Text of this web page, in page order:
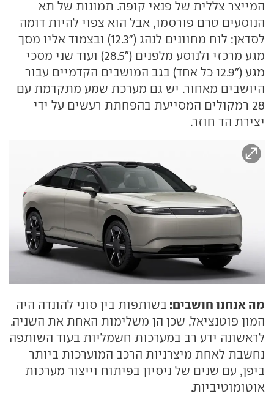
המייצר צללית של פנאי קופה. תמונות של תא
הנוסעים טרם פורסמו, אבל הוא צפוי להיות דומה
לסדאן: לוח מחוונים לנהג ("12.3) ובצמוד אליו מסך
מגע מרכזי ולנוסע מלפנים ("28.5) ועוד שני מסכי
מגע ("12.9 כל אחד) בגב המושבים הקדמיים עבור
היושבים מאחור. יש גם מערכת שמע מתקדמת עם
28 רמקולים המסייעת בהפחתת רעשים על ידי
יצירת הד חוזר.
מה אנחנו חושבים: בשותפות בין סוני להונדה היה
המון פוטנציאל, שכן הן משלימות האחת את השניה.
לראשונה ידע רב במערכות חשמליות בעוד השותפה
נחשבת לאחת מיצרניות הרכב המוערכות ביותר
ביפן, עם שנים של ניסיון בפיתוח וייצור מערכות
אוטומוטיביות.